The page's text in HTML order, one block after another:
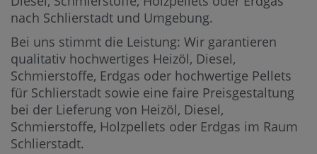
nach Schlierstadt und Umgebung.
Bei uns stimmt die Leistung: Wir garantieren
qualitativ hochwertiges Heizöl, Diesel,
Schmierstoffe, Erdgas oder hochwertige Pellets
für Schlierstadt sowie eine faire Preisgestaltung
bei der Lieferung von Heizöl, Diesel,
Schmierstoffe, Holzpellets oder Erdgas im Raum
Schlierstadt.